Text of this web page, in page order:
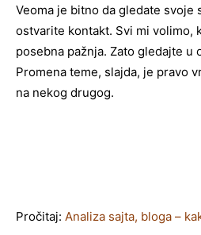
Veoma je bitno da gledate svoje
ostvarite kontakt. Svi mi volimo,
posebna pažnja. Zato gledajte u
Promena teme, slajda, je pravo
na nekog drugog.
Pročitaj: Analiza sajta, bloga –